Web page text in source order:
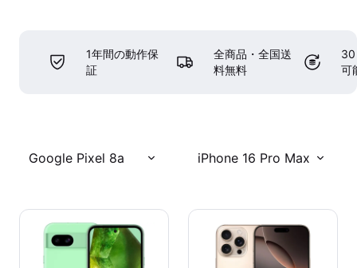
1年間の動作保
証
全商品・全国送
料無料
30
可
Google Pixel 8a iPhone 16 Pro Max